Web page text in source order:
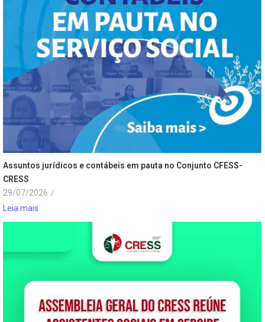
Assuntos jurídicos e contábeis em pauta no Conjunto CFESS-
CRESS
29/07/2026 /
Leia mais